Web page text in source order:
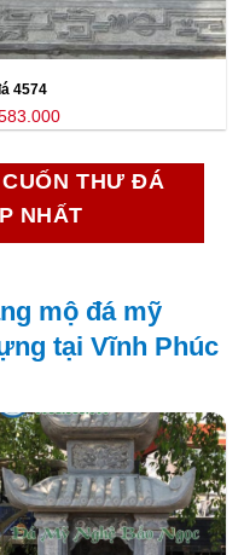
4574
THƯ ĐÁ
NHẤT
mộ đá mỹ
tại Vĩnh Phúc